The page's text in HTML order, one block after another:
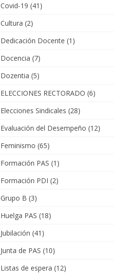
Covid-19 (41)
Cultura (2)
Dedicación Docente (1)
Docencia (7)
Dozentia (5)
ELECCIONES RECTORADO (6)
Elecciones Sindicales (28)
Evaluación del Desempeño (12)
Feminismo (65)
Formación PAS (1)
Formación PDI (2)
Grupo B (3)
Huelga PAS (18)
Jubilación (41)
Junta de PAS (10)
Listas de espera (12)